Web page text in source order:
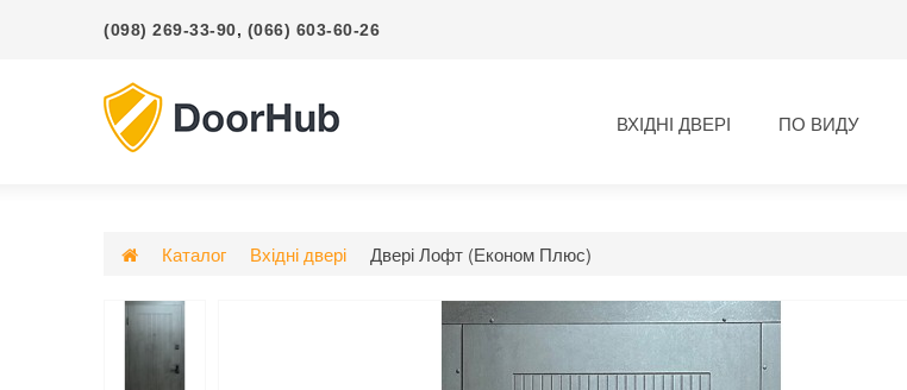
(098) 269-33-90, (066) 603-60-26
ВХІДНІ ДВЕРІ ПО ВИДУ
Каталог Вхідні двері Двері Лофт (Економ Плюс)